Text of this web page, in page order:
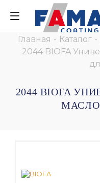
Главная - Каталог -
2044 BIOFA
2044 BIOFA
МАСЛО